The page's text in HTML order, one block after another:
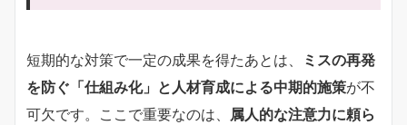
短期的な対策で一定の成果を得たあとは、
ミスの再発
を防ぐ「仕組み化」と人材育成による中期的施策が不
可欠です。ここで重要なのは、 属人的な注意力に頼ら